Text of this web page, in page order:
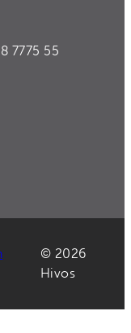
7775 55
© 2026
Hivos